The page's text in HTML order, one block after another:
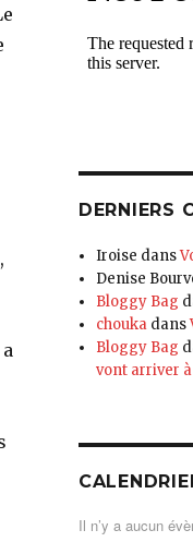
DERNIERS
Iroise dans
Denise
Bloggy Bag
chouka dans
Bloggy Bag
vont arriver
Il n’y a aucun